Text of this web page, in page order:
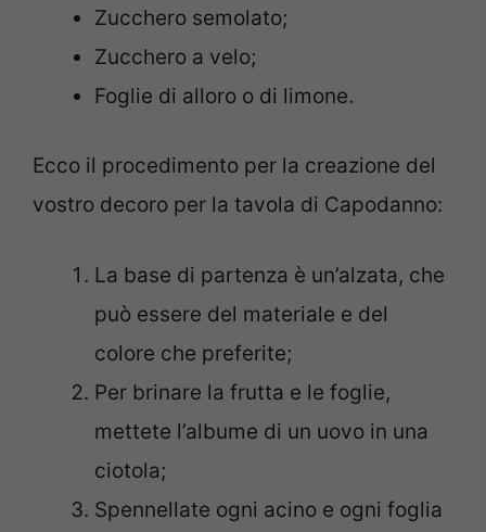
Zucchero semolato;
Zucchero a velo;
Foglie di alloro o di limone.
Ecco il procedimento per la creazione del
vostro decoro per la tavola di Capodanno:
La base di partenza è un’alzata, che
può essere del materiale e del
colore che preferite;
Per brinare la frutta e le foglie,
mettete l’albume di un uovo in una
ciotola;
Spennellate ogni acino e ogni foglia